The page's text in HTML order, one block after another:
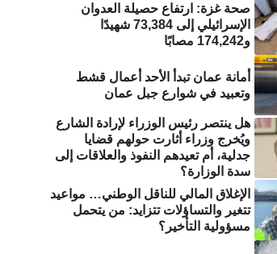
صحة غزة: ارتفاع حصيلة العدوان
الإسرائيلي إلى 73,384 شهيدًا
و174,242 مصابًا
أمانة عمان تبدأ الأحد أعمال قشط
وتعبيد في شوارع جبل عمان
هل ينتصر رئيس الوزراء لإرادة الشارع
ويُخرج وزراء أثارت حولهم قضايا
جدلية، أم تعيدهم النفوذ والعلاقات إلى
سدة الوزارة؟
الإغلاق المالي للناقل الوطني… مواعيد
تتغير والتساؤلات تتزايد: من يتحمل
مسؤولية التأخير؟